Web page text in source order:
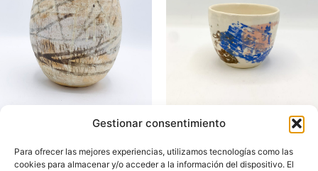
Gestionar consentimiento
Para ofrecer las mejores experiencias, utilizamos tecnologías como las
cookies para almacenar y/o acceder a la información del dispositivo. El
TAZA RYOFU Nº5